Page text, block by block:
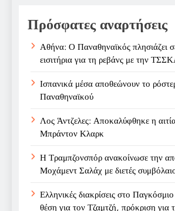
Πρόσφατες αναρτήσεις
Αθήνα: Ο Παναθηναϊκός πλησιάζει
εισιτήρια για τη ρεβάνς με την
Ισπανικά μέσα αποθεώνουν το
Παναθηναϊκού
Λος Άντζελες: Αποκαλύφθηκε η
Μπράντον Κλαρκ
Η Τραμπζονσπόρ ανακοίνωσε την
Μοχάμεντ Σαλάχ με διετές
Ελληνικές διακρίσεις στο
θέση για τον Τζαμτζή, πρόκριση για